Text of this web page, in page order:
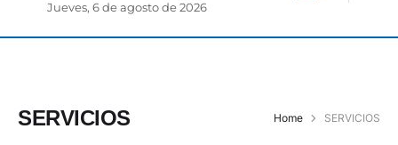
Jueves, 6 de agosto de 2026
SERVICIOS Home SERVICIOS